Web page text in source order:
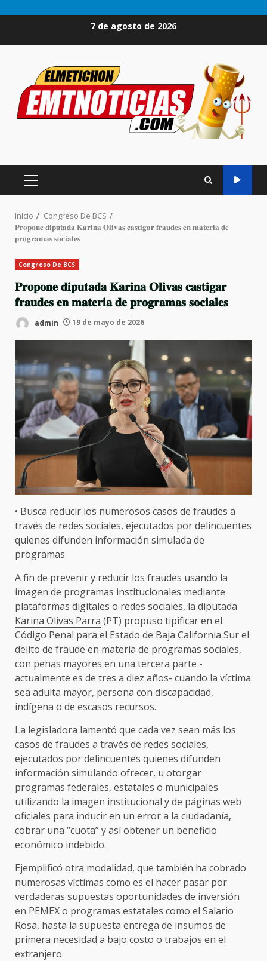
7 de agosto de 2026
MENÚ
PRINCIPAL
Inicio
Congreso De BCS
𝐏𝐫𝐨𝐩𝐨𝐧𝐞 𝐝𝐢𝐩𝐮𝐭𝐚𝐝𝐚 𝐊𝐚𝐫𝐢𝐧𝐚 𝐎𝐥𝐢𝐯𝐚𝐬 𝐜𝐚𝐬𝐭𝐢𝐠𝐚𝐫 𝐟𝐫𝐚𝐮𝐝𝐞𝐬 𝐞𝐧 𝐦𝐚𝐭𝐞𝐫𝐢𝐚 𝐝𝐞
𝐩𝐫𝐨𝐠𝐫𝐚𝐦𝐚𝐬 𝐬𝐨𝐜𝐢𝐚𝐥𝐞𝐬
Congreso De BCS
𝐏𝐫𝐨𝐩𝐨𝐧𝐞 𝐝𝐢𝐩𝐮𝐭𝐚𝐝𝐚 𝐊𝐚𝐫𝐢𝐧𝐚 𝐎𝐥𝐢𝐯𝐚𝐬 𝐜𝐚𝐬𝐭𝐢𝐠𝐚𝐫
𝐟𝐫𝐚𝐮𝐝𝐞𝐬 𝐞𝐧 𝐦𝐚𝐭𝐞𝐫𝐢𝐚 𝐝𝐞 𝐩𝐫𝐨𝐠𝐫𝐚𝐦𝐚𝐬 𝐬𝐨𝐜𝐢𝐚𝐥𝐞𝐬
admin 19 de mayo de 2026
• Busca reducir los numerosos casos de fraudes a
través de redes sociales, ejecutados por delincuentes
quienes difunden información simulada de
programas
A fin de prevenir y reducir los fraudes usando la
imagen de programas institucionales mediante
plataformas digitales o redes sociales, la diputada
Karina Olivas Parra (PT) propuso tipificar en el
Código Penal para el Estado de Baja California Sur el
delito de fraude en materia de programas sociales,
con penas mayores en una tercera parte -
actualmente es de tres a diez años- cuando la víctima
sea adulta mayor, persona con discapacidad,
indígena o de escasos recursos.
La legisladora lamentó que cada vez sean más los
casos de fraudes a través de redes sociales,
ejecutados por delincuentes quienes difunden
información simulando ofrecer, u otorgar
programas federales, estatales o municipales
utilizando la imagen institucional y de páginas web
oficiales para inducir en un error a la ciudadanía,
cobrar una “cuota” y así obtener un beneficio
económico indebido.
Ejemplificó otra modalidad, que también ha cobrado
numerosas víctimas como es el hacer pasar por
verdaderas supuestas oportunidades de inversión
en PEMEX o programas estatales como el Salario
Rosa, hasta la supuesta entrega de insumos de
primera necesidad a bajo costo o trabajos en el
extranjero.